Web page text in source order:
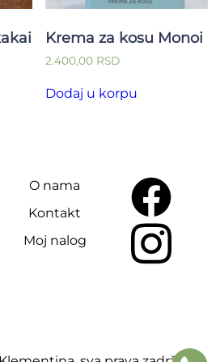
Krema za kosu Monoi
2.400,00 RSD
Dodaj u korpu
O nama
Kontakt
Moj nalog